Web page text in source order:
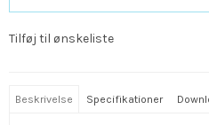
Tilføj til ønskeliste
Beskrivelse Specifikationer